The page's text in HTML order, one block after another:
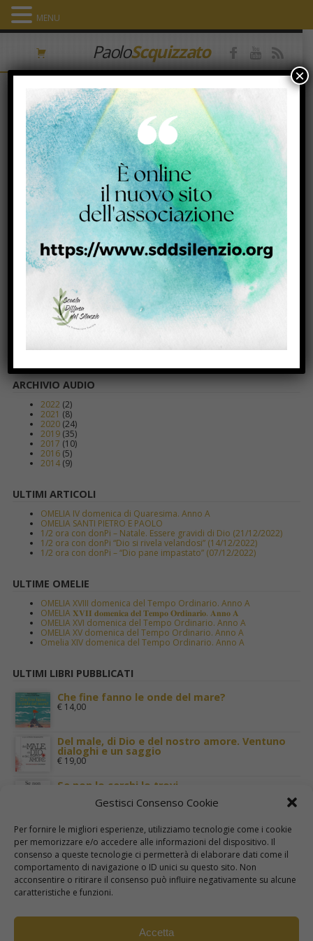
Gestisci Consenso Cookie
Per fornire le migliori esperienze, utilizziamo tecnologie come i cookie
per memorizzare e/o accedere alle informazioni del dispositivo. Il
consenso a queste tecnologie ci permetterà di elaborare dati come il
comportamento di navigazione o ID unici su questo sito. Non
acconsentire o ritirare il consenso può influire negativamente su alcune
caratteristiche e funzioni.
Accetta
PaoloScquizzato
Carità
11 Marzo 2014
Facebook
Twitter
EmailCondividi
ISCRIVITI ALLA NEWSLETTER
ALTRI AUDIO
ARCHIVIO AUDIO
2022 (2)
2021 (8)
2020(24)
2019(35)
2017 (10)
2016(5)
2014(9)
ULTIMI ARTICOLI
OMELIA IV domenica di Quaresima. Anno A
OMELIA SANTI PIETRO E PAOLO
1/2 ora con donPi – Natale. Essere gravidi di Dio (21/12/2022)
1/2 ora con donPi “Dio si rivela velandosi” (14/12/2022)
1/2 ora con donPi – “Dio pane impastato” (07/12/2022)
ULTIME OMELIE
OMELIA XVIII domenica del Tempo Ordinario. Anno A
OMELIA 𝐗𝐕𝐈𝐈 𝐝𝐨𝐦𝐞𝐧𝐢𝐜𝐚 𝐝𝐞𝐥 𝐓𝐞𝐦𝐩𝐨 𝐎𝐫𝐝𝐢𝐧𝐚𝐫𝐢𝐨. 𝐀𝐧𝐧𝐨 𝐀
OMELIA XVI domenica del Tempo Ordinario. Anno A
OMELIA XV domenica del Tempo Ordinario. Anno A
Omelia XIV domenica del Tempo Ordinario. Anno A
ULTIMI LIBRI PUBBLICATI
Che fine fanno le onde del mare?
€14,00
Del male, di Dio e del nostro amore. Ventuno
dialoghi e un saggio
€19,00
Se non lo cerchi lo trovi
Terra Santa nei luoghi di Gesù
€29,00
I cinque sensi. Per una mistica della carne
€22,00
MENU
×